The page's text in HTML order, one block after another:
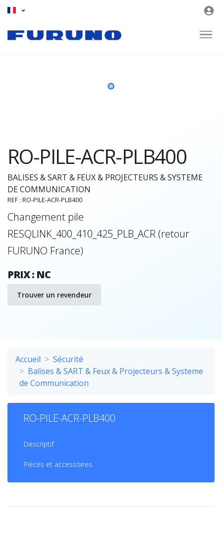
RO-PILE-ACR-PLB400
BALISES & SART & FEUX & PROJECTEURS & SYSTEME
DE COMMUNICATION
REF : RO-PILE-ACR-PLB400
Changement pile
RESQLINK_400_410_425_PLB_ACR (retour
FURUNO France)
PRIX : NC
Trouver un revendeur
Accueil
Sécurité
Balises & SART & Feux & Projecteurs & Systeme
de Communication
RO-PILE-ACR-PLB400
Descriptif
Pièces et accessoires